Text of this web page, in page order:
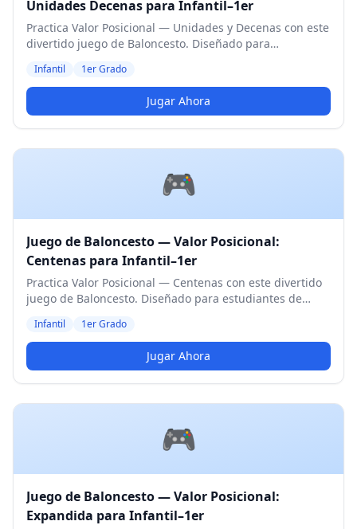
Unidades Decenas para Infantil–1er
Practica Valor Posicional — Unidades y Decenas con este
divertido juego de Baloncesto. Diseñado para
Infantil 1er Grado
Jugar Ahora
🎮
Juego de Baloncesto — Valor Posicional:
Centenas para Infantil–1er
Practica Valor Posicional — Centenas con este divertido
juego de Baloncesto. Diseñado para estudiantes de
Infantil 1er Grado
Jugar Ahora
🎮
Juego de Baloncesto — Valor Posicional:
Expandida para Infantil–1er